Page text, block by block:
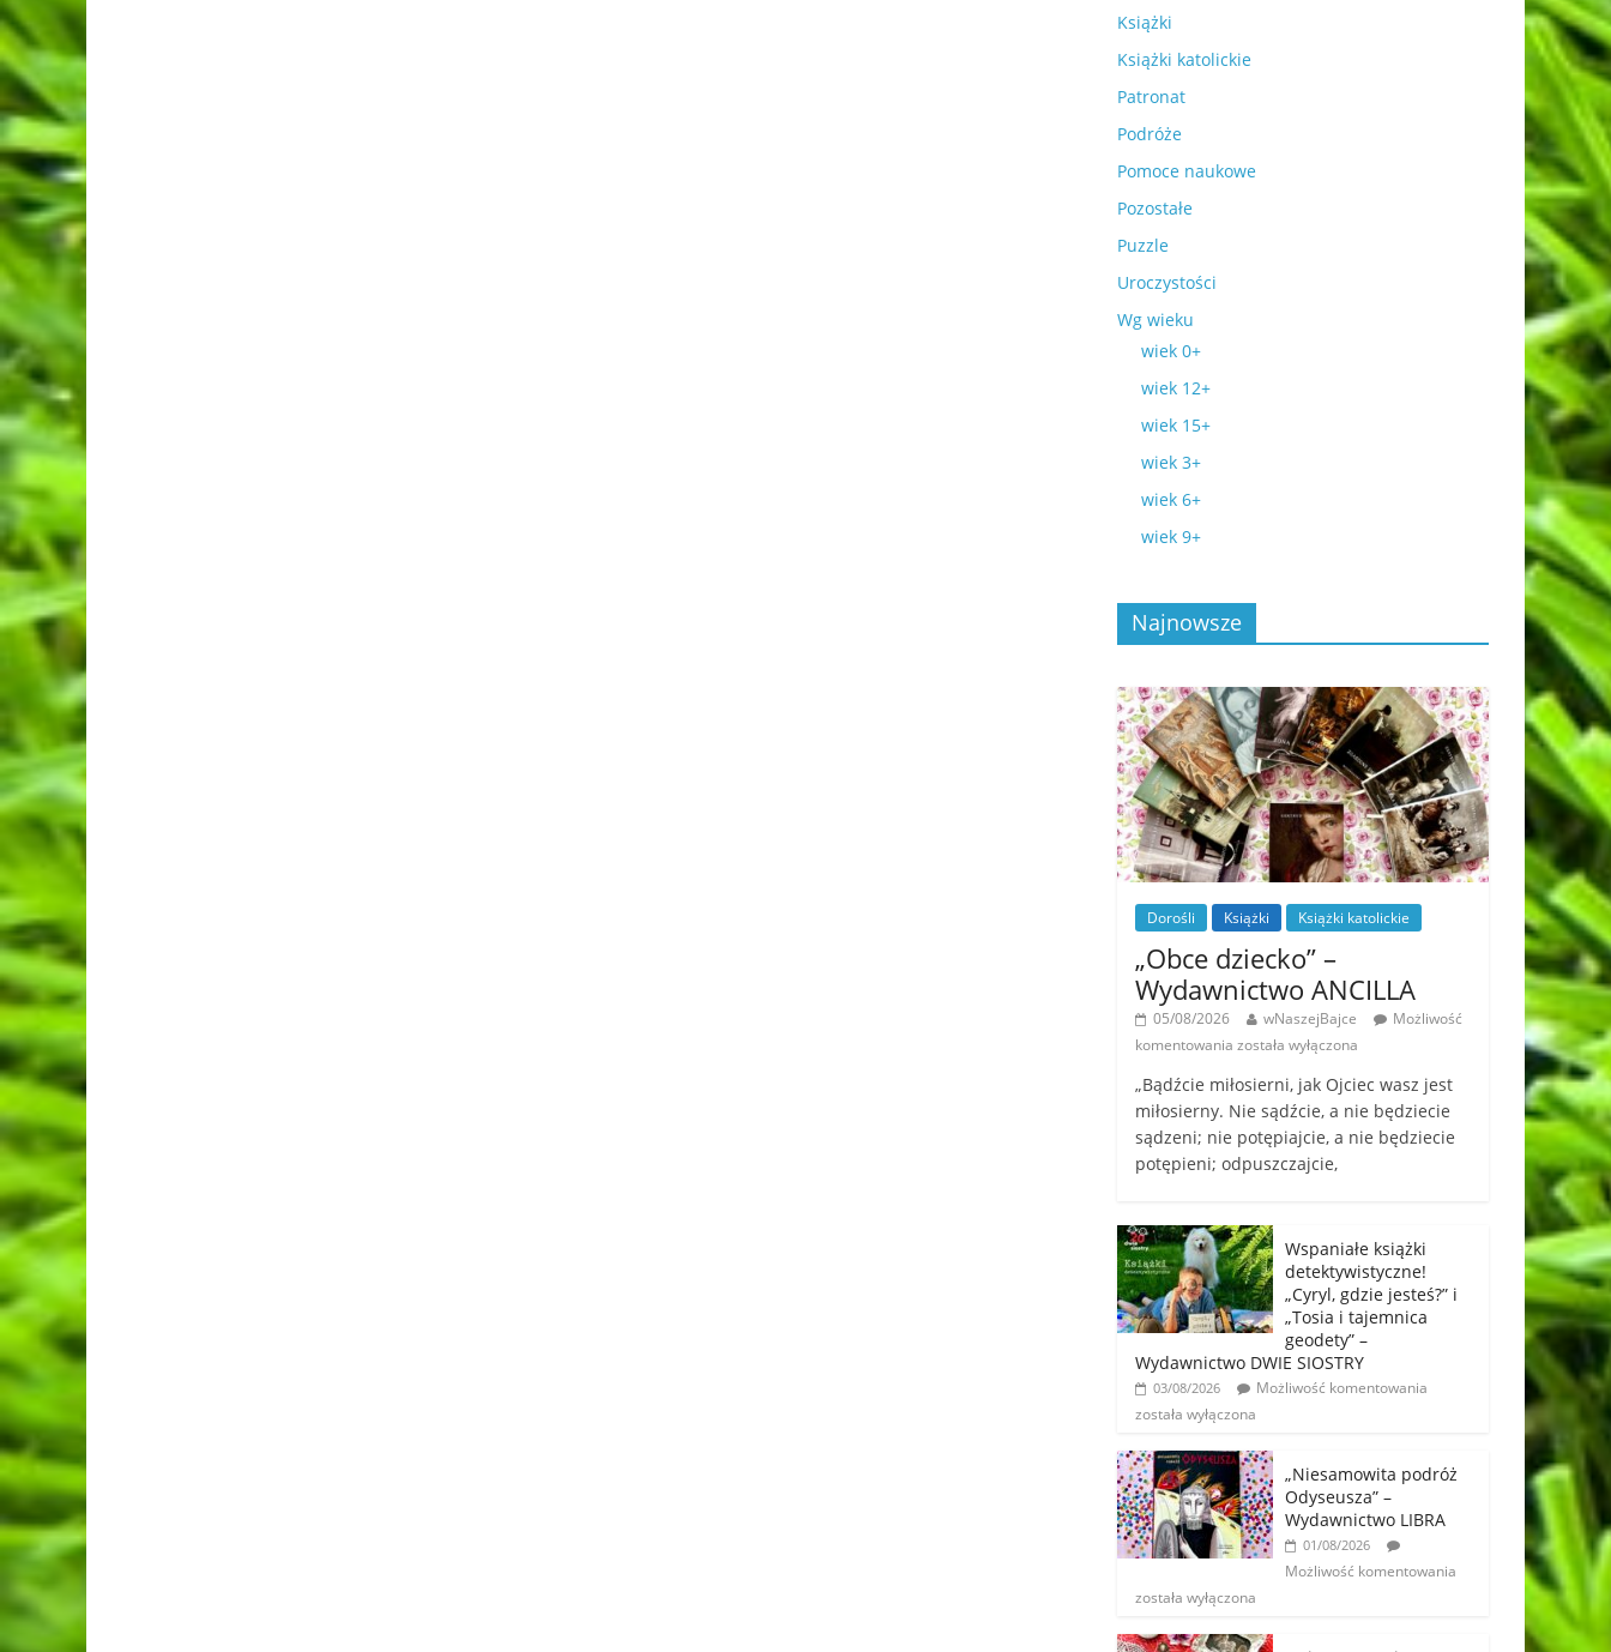
Książki
Książki katolickie
Patronat
Podróże
Pomoce naukowe
Pozostałe
Puzzle
Uroczystości
Wg wieku
wiek 0+
wiek 12+
wiek 15+
wiek 3+
wiek 6+
wiek 9+
Najnowsze
Dorośli Książki Książki katolickie
„Obce dziecko” –
Wydawnictwo ANCILLA
05/08/2026 wNaszejBajce
Możliwość
komentowania została wyłączona
„Bądźcie miłosierni, jak Ojciec wasz jest
miłosierny. Nie sądźcie, a nie będziecie
sądzeni; nie potępiajcie, a nie będziecie
potępieni; odpuszczajcie,
Wspaniałe książki
detektywistyczne!
„Cyryl, gdzie jesteś?” i
„Tosia i tajemnica
geodety” –
Wydawnictwo DWIE SIOSTRY
03/08/2026
Możliwość komentowania
została wyłączona
„Niesamowita podróż
Odyseusza” –
Wydawnictwo LIBRA
01/08/2026
Możliwość komentowania
została wyłączona